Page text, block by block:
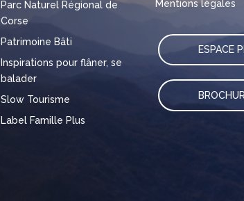
Parc Naturel Régional de
Corse
Patrimoine Bâti
Inspirations pour flâner, se
balader
Slow Tourisme
Label Famille Plus
Mentions légales
ESPACE